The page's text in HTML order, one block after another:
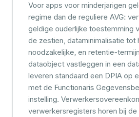
Voor apps voor minderjarigen
regime dan de reguliere AVG:
geldige ouderlijke toestemming
de zestien, dataminimalisatie tot
noodzakelijke, en retentie-
dataobject vastleggen in een
leveren standaard een DPIA op
met de Functionaris
instelling.
verwerkersregisters horen bij de